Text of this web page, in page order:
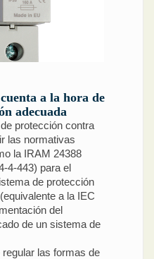
a la hora de
adecuada
protección contra
las normativas
la IRAM 24388
4-443) para el
de protección
a la IEC
del
de un sistema de
las formas de